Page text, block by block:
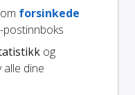
forsinkede
postinnboks
og
dine